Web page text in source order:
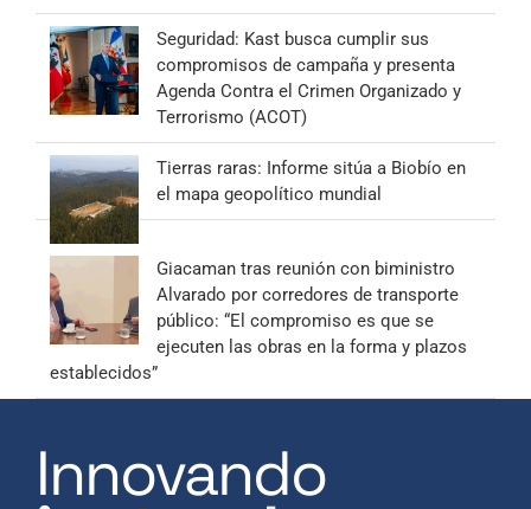
Seguridad: Kast busca cumplir sus
compromisos de campaña y presenta
Agenda Contra el Crimen Organizado y
Terrorismo (ACOT)
Tierras raras: Informe sitúa a Biobío en
el mapa geopolítico mundial
Giacaman tras reunión con biministro
Alvarado por corredores de transporte
público: “El compromiso es que se
ejecuten las obras en la forma y plazos
establecidos”
Innovando